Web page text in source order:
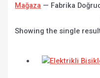
Mağaza — Fabrika
Showing the single